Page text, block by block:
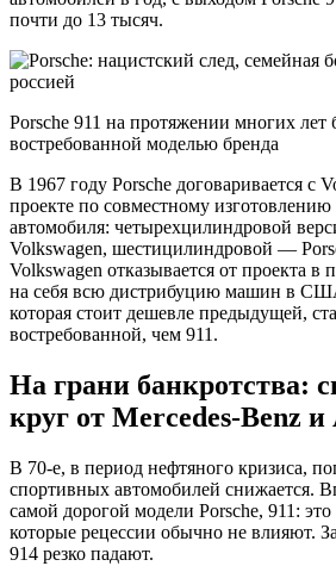
почти до 13 тысяч.
Porsche 911 на протяжении многих лет
востребованной моделью бренда
В 1967 году Porsche договаривается с
проекте по совместному
автомобиля: четырехцилиндровой
Volkswagen, шестицилиндровой —
Volkswagen отказывается от проекта в
на себя всю дистрибуцию машин в
которая стоит дешевле предыдущей,
востребованной, чем 911.
На грани банкротства:
круг от Mercedes-Benz и
В 70-е, в период нефтяного кризиса,
спортивных автомобилей снижается.
самой дорогой модели Porsche, 911:
которые рецессии обычно не влияют.
914 резко падают.